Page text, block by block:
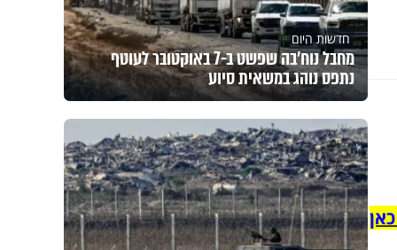
חדשות היום
מחבל נוח'בה שפשט ב-7 באוקטובר לעוטף
נתפס נוהג במשאית סיוע